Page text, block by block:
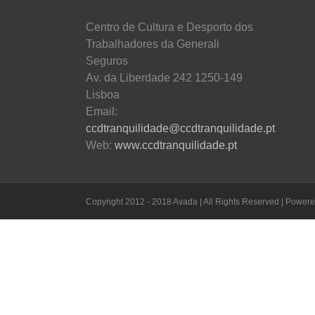
Centro de Cultura e Desporto dos
Trabalhadores da Generali
Seguros
Av. da Liberdade 242 1250-149
Lisboa
Email:
ccdtranquilidade@ccdtranquilidade.pt
Web: www.ccdtranquilidade.pt
Copyright 2012 - 2018 Avada | All Rights Reserved |